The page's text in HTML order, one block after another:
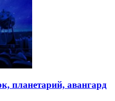
планетарий, авангард